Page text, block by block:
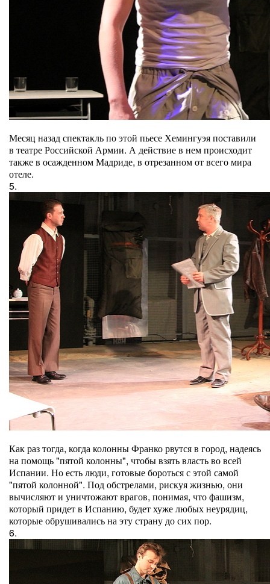
Месяц назад спектакль по этой пьесе Хемингуэя поставили
в театре Российской Армии. А действие в нем происходит
также в осажденном Мадриде, в отрезанном от всего мира
отеле.
5.
Как раз тогда, когда колонны Франко рвутся в город, надеясь
на помощь "пятой колонны", чтобы взять власть во всей
Испании. Но есть люди, готовые бороться с этой самой
"пятой колонной". Под обстрелами, рискуя жизнью, они
вычисляют и уничтожают врагов, понимая, что фашизм,
который придет в Испанию, будет хуже любых неурядиц,
которые обрушивались на эту страну до сих пор.
6.